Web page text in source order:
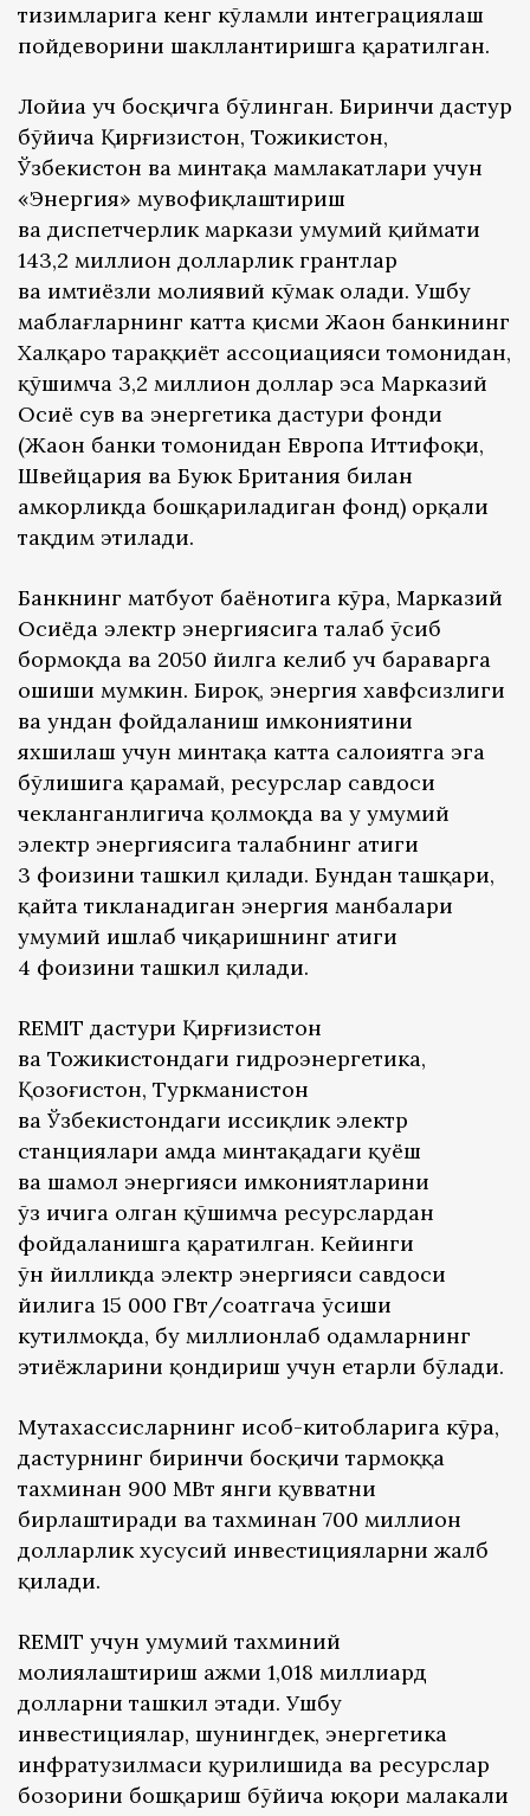
тизимларига кенг кўламли интеграциялаш
пойдеворини шакллантиришга қаратилган.
Лойиҳа уч босқичга бўлинган. Биринчи дастур
бўйича Қирғизистон, Тожикистон,
Ўзбекистон ва минтақа мамлакатлари учун
«Энергия» мувофиқлаштириш
ва диспетчерлик маркази умумий қиймати
143,2 миллион долларлик грантлар
ва имтиёзли молиявий кўмак олади. Ушбу
маблағларнинг катта қисми Жаҳон банкининг
Халқаро тараққиёт ассоциацияси томонидан,
қўшимча 3,2 миллион доллар эса Марказий
Осиё сув ва энергетика дастури фонди
(Жаҳон банки томонидан Европа Иттифоқи,
Швейцария ва Буюк Британия билан
ҳамкорликда бошқариладиган фонд) орқали
тақдим этилади.
Банкнинг матбуот баёнотига кўра, Марказий
Осиёда электр энергиясига талаб ўсиб
бормоқда ва 2050 йилга келиб уч бараварга
ошиши мумкин. Бироқ, энергия хавфсизлиги
ва ундан фойдаланиш имкониятини
яхшилаш учун минтақа катта салоҳиятга эга
бўлишига қарамай, ресурслар савдоси
чекланганлигича қолмоқда ва у умумий
электр энергиясига талабнинг атиги
3 фоизини ташкил қилади. Бундан ташқари,
қайта тикланадиган энергия манбалари
умумий ишлаб чиқаришнинг атиги
4 фоизини ташкил қилади.
REMIT дастури Қирғизистон
ва Тожикистондаги гидроэнергетика,
Қозоғистон, Туркманистон
ва Ўзбекистондаги иссиқлик электр
станциялари ҳамда минтақадаги қуёш
ва шамол энергияси имкониятларини
ўз ичига олган қўшимча ресурслардан
фойдаланишга қаратилган. Кейинги
ўн йилликда электр энергияси савдоси
йилига 15 000 ГВт/соатгача ўсиши
кутилмоқда, бу миллионлаб одамларнинг
эҳтиёжларини қондириш учун етарли бўлади.
Мутахассисларнинг ҳисоб-китобларига кўра,
дастурнинг биринчи босқичи тармоққа
тахминан 900 МВт янги қувватни
бирлаштиради ва тахминан 700 миллион
долларлик хусусий инвестицияларни жалб
қилади.
REMIT учун умумий тахминий
молиялаштириш ҳажми 1,018 миллиард
долларни ташкил этади. Ушбу
инвестициялар, шунингдек, энергетика
инфратузилмаси қурилишида ва ресурслар
бозорини бошқариш бўйича юқори малакали